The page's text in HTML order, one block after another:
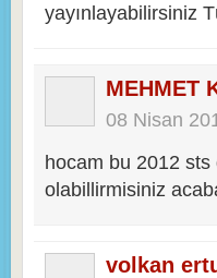
yayınlayabilirsiniz
MEHMET
08 Nisan
hocam bu 2012 sts
olabillirmisiniz
volkan